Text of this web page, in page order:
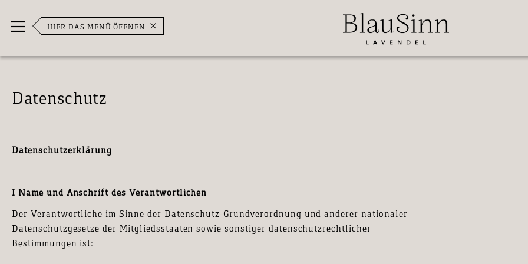
zum
HIER DAS MENÜ ÖFFNEN
Datenschutz
Datenschutzerklärung
I Name und Anschrift des Verantwortlichen
Der Verantwortliche im Sinne der Datenschutz-Grundverordnung und anderer nationaler
Datenschutzgesetze der Mitgliedsstaaten sowie sonstiger datenschutzrechtlicher
Bestimmungen ist: